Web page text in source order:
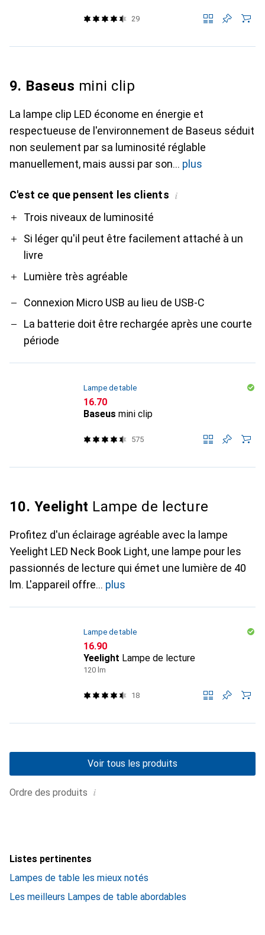
29
9. Baseus mini clip
La lampe clip LED économe en énergie et
respectueuse de l'environnement de Baseus séduit
non seulement par sa luminosité réglable
manuellement, mais aussi par son
plus
C'est ce que pensent les clients i
ProTrois niveaux de luminosité
Si léger qu'il peut être facilement attaché à un
livre
Lumière très agréable
Contre
Connexion Micro USB au lieu de USB-C
La batterie doit être rechargée après une courte
période
Lampe de table
CHF
16.70
Baseus mini clip
575
10. Yeelight Lampe de lecture
Profitez d'un éclairage agréable avec la lampe
Yeelight LED Neck Book Light, une lampe pour les
passionnés de lecture qui émet une lumière de 40
lm. L'appareil offre
plus
Lampe de table
CHF
16.90
Yeelight Lampe de lecture
120 lm
18
Ordre des produits i
Voir tous les produits
Listes pertinentes
Lampes de table les mieux notés
Les meilleurs Lampes de table abordables